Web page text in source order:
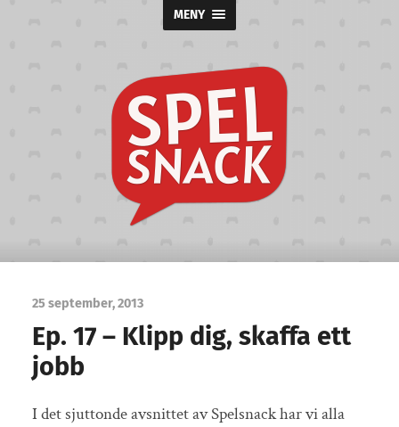
MENY
Spelsnack
25 september, 2013
Ep. 17 – Klipp dig, skaffa ett
jobb
I det sjuttonde avsnittet av Spelsnack har vi alla